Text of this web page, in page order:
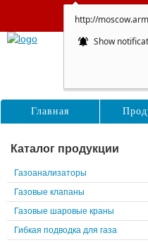
http://
Show
Каталог продукции
Газоанализаторы
Газовые клапаны
Газовые шаровые краны
Гибкая подводка для газа
Главная